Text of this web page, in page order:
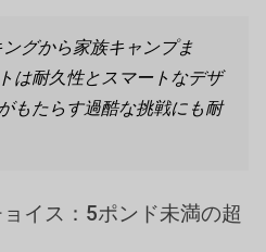
グから家族キャンプま
は耐久性とスマートなデザ
もたらす過酷な挑戦にも耐
イス：5ポンド未満の超